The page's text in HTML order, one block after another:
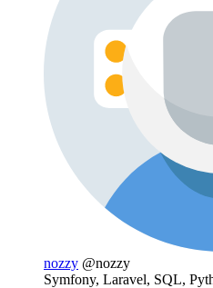
nozzy @nozzy
Symfony, Laravel, SQL,